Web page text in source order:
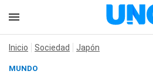
Inicio Sociedad Japón
MUNDO